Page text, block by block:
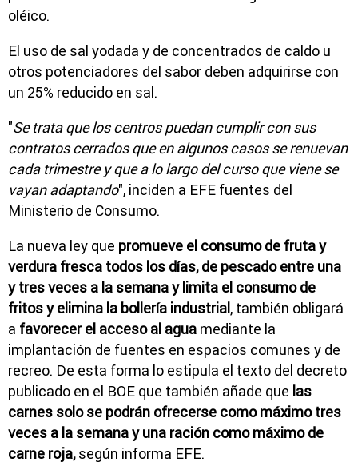
oléico.
El uso de sal yodada y de concentrados de caldo u
otros potenciadores del sabor deben adquirirse con
un 25% reducido en sal.
"Se trata que los centros puedan cumplir con sus
contratos cerrados que en algunos casos se renuevan
cada trimestre y que a lo largo del curso que viene se
vayan adaptando", inciden a EFE fuentes del
Ministerio de Consumo.
La nueva ley que promueve el consumo de fruta y
verdura fresca todos los días, de pescado entre una
y tres veces a la semana y limita el consumo de
fritos y elimina la bollería industrial, también obligará
a favorecer el acceso al agua mediante la
implantación de fuentes en espacios comunes y de
recreo. De esta forma lo estipula el texto del decreto
publicado en el BOE que también añade que las
carnes solo se podrán ofrecerse como máximo tres
veces a la semana y una ración como máximo de
carne roja,según informa EFE.